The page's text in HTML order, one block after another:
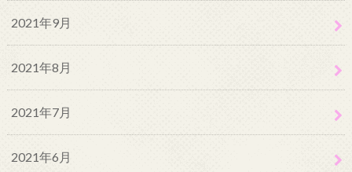
2021年9月
2021年8月
2021年7月
2021年6月